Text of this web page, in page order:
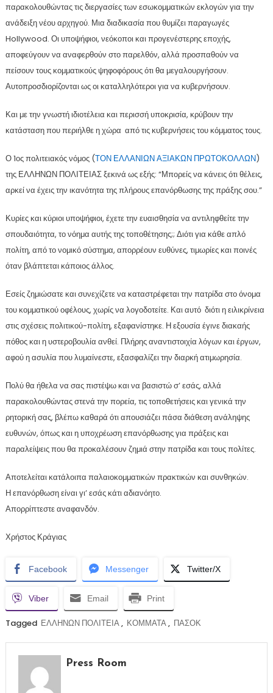
παρακολουθώντας τις διεργασίες των εσωκομματικών εκλογών για την
ανάδειξη νέου αρχηγού. Μια διαδικασία που θυμίζει παραγωγές
Hollywood. Οι υποψήφιοι, νεόκοποι και προγενέστερης εποχής,
αποφεύγουν να αναφερθούν στο παρελθόν, αλλά προσπαθούν να
πείσουν τους κομματικούς ψηφοφόρους ότι θα μεγαλουργήσουν.
Αυτοπροσδιορίζονται ως οι καταλληλότεροι για να κυβερνήσουν.
Και με την γνωστή ιδιοτέλεια και περισσή υποκρισία, κρύβουν την
κατάσταση που περιήλθε η χώρα από τις κυβερνήσεις του κόμματος τους.
Ο 1ος πολιτειακός νόμος (ΤΟΝ ΕΛΛΑΝΙΩΝ ΑΞΙΑΚΩΝ ΠΡΩΤΟΚΟΛΛΩΝ)
της ΕΛΛΗΝΩΝ ΠΟΛΙΤΕΙΑΣ ξεκινά ως εξής: “Μπορείς να κάνεις ότι θέλεις,
αρκεί να έχεις την ικανότητα της πλήρους επανόρθωσης της πράξης σου.”
Κυρίες και κύριοι υποψήφιοι, έχετε την ευαισθησία να αντιληφθείτε την
σπουδαιότητα, το νόημα αυτής της τοποθέτησης;; Διότι για κάθε απλό
πολίτη, από το νομικό σύστημα, απορρέουν ευθύνες, τιμωρίες και ποινές
όταν βλάπτεται κάποιος άλλος.
Εσείς ζημιώσατε και συνεχίζετε να καταστρέφεται την πατρίδα στο όνομα
του κομματικού οφέλους, χωρίς να λογοδοτείτε. Και αυτό διότι η ειλικρίνεια
στις σχέσεις πολιτικού-πολίτη, εξαφανίστηκε. Η εξουσία έγινε διακαής
πόθος και η υστεροβουλία ανθεί. Πλήρης αναντιστοιχία λόγων και έργων,
αφού η ασυλία που λυμαίνεστε, εξασφαλίζει την διαρκή ατιμωρησία.
Πολύ θα ήθελα να σας πιστέψω και να βασιστώ σ’ εσάς, αλλά
παρακολουθώντας στενά την πορεία, τις τοποθετήσεις και γενικά την
ρητορική σας, βλέπω καθαρά ότι απουσιάζει πάσα διάθεση ανάληψης
ευθυνών, όπως και η υποχρέωση επανόρθωσης για πράξεις και
παραλείψεις που θα προκαλέσουν ζημιά στην πατρίδα και τους πολίτες.
Αποτελείται κατάλοιπα παλαιοκομματικών πρακτικών και συνθηκών.
Η επανόρθωση είναι γι’ εσάς κάτι αδιανόητο.
Απορρίπτεστε αναφανδόν.
Χρήστος Κράγιας
Facebook Messenger Twitter/X
Viber Email Print
Tagged ΕΛΛΗΝΩΝ ΠΟΛΙΤΕΙΑ, ΚΟΜΜΑΤΑ, ΠΑΣΟΚ
Press Room